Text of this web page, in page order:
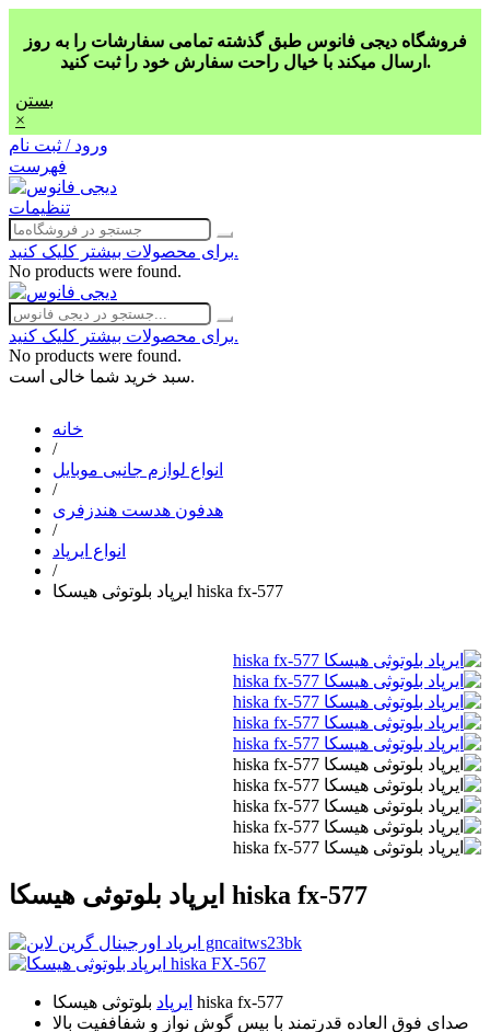
فروشگاه دیجی فانوس طبق گذشته تمامی سفارشات را به روز
ارسال میکند با خیال راحت سفارش خود را ثبت کنید.
بستن
×
ورود / ثبت نام
فهرست
تنظیمات
برای محصولات بیشتر کلیک کنید.
No products were found.
برای محصولات بیشتر کلیک کنید.
No products were found.
سبد خرید شما خالی است.
خانه
/
انواع لوازم جانبی موبایل
/
هدفون هدست هندزفری
/
انواع ایرپاد
/
ایرپاد بلوتوثی هیسکا hiska fx-577
ایرپاد بلوتوثی هیسکا hiska fx-577
ایرپاد بلوتوثی هیسکا hiska fx-577
صدای فوق العاده قدرتمند با بیس گوش نواز و شفاففیت بالا